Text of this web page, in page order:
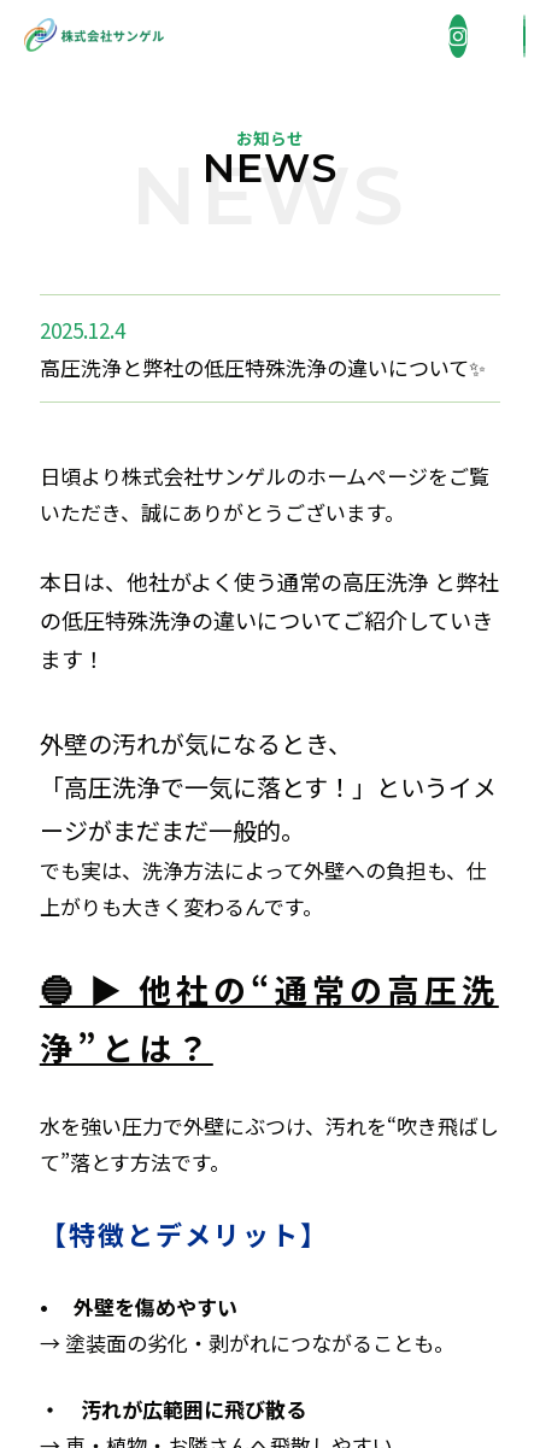
COMPANY
省エネ機器販売・施工
外壁洗浄
エアコンクリーニング
WORKS
施工実績
RECRUIT
採用情報
CONTACT
お問い合わせ
NEWS
お知らせ
お知らせ
NEWS
NEWS
2025.12.4
高圧洗浄と弊社の低圧特殊洗浄の違いについて✨
日頃より株式会社サンゲルのホームページをご覧
いただき、誠にありがとうございます。
本日は、他社がよく使う通常の高圧洗浄 と弊社
の低圧特殊洗浄の違いについてご紹介していき
ます！
外壁の汚れが気になるとき、
「高圧洗浄で一気に落とす！」というイメ
ージがまだまだ一般的。
でも実は、洗浄方法によって外壁への負担も、仕
上がりも大きく変わるんです。
🔵 ▶ 他社の“通常の高圧洗
浄”とは？
水を強い圧力で外壁にぶつけ、汚れを“吹き飛ばし
て”落とす方法です。
【特徴とデメリット】
• 外壁を傷めやすい
→ 塗装面の劣化・剥がれにつながることも。
・ 汚れが広範囲に飛び散る